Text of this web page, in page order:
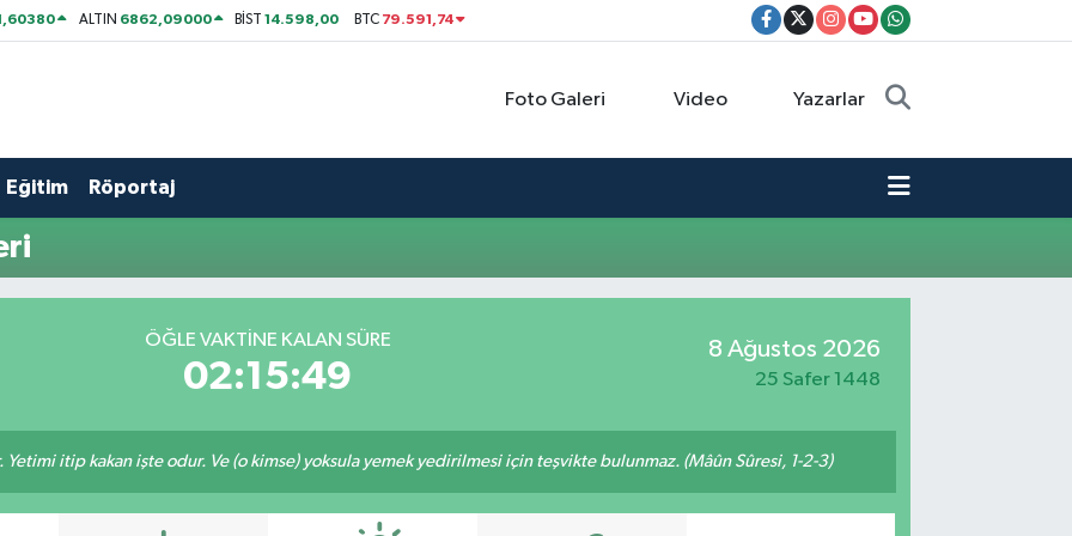
ALTIN 6862,09000 BİST14.598,00 BTC 79.591,74
Foto Galeri Video Yazarlar
Eğitim Röportaj
ÖĞLE VAKTİNE KALAN SÜRE
02:15:49
8 Ağustos 2026
25 Safer 1448
itip kakan işte odur. Ve (o kimse) yoksula yemek yedirilmesi için teşvikte bulunmaz. (Mâûn Sûresi, 1-2-3)